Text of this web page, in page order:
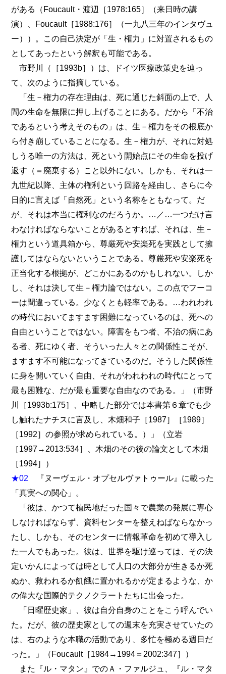
がある（Foucault・渡辺［1978:165］（来日時の講
演）、Foucault［1988:176］（一九八三年のインタヴュ
ー））。この自己決定が「生・権力」に対置されるもの
としてあったという解釈も可能である。
市野川（［1993b］）は、ドイツ医療政策史を辿っ
て、次のように指摘している。
「生－権力の存在理由は、死に通じた斜面の上で、人
間の生命を無限に押し上げることにある。だから「不治
であるという考えそのもの」は、生－権力をその根底か
ら付き崩していることになる。生－権力が、それに対処
しうる唯一の方法は、死という開始点にその生命を投げ
返す（＝廃棄する）こと以外にない。しかも、それは一
九世紀以降、主体の権利という回路を経由し、さらに今
日的に言えば「自然死」という名称をともなって。だ
が、それは本当に権利なのだろうか。…／…一つだけ言
わなければならないことがあるとすれば、それは、生－
権力という道具箱から、尊厳死や安楽死を実践として擁
護してはならないということである。尊厳死や安楽死を
正当化する根拠が、どこかにあるのかもしれない。しか
し、それは決して生－権力論ではない。この点でフーコ
ーは間違っている。少なくとも軽率である。…われわれ
の時代においてますます困難になっているのは、死への
自由ということではない。障害をもつ者、不治の病にあ
る者、死にゆく者、そういった人々との関係性こそが、
ますます不可能になってきているのだ。そうした関係性
に身を開いていく自由、それがわれわれの時代にとって
最も困難な、だが最も重要な自由なのである。」（市野
川［1993b:175］、中略した部分では本書第６章でも少
し触れたナチスに言及し、木畑和子［1987］［1989］
［1992］の参照が求められている。）」（立岩
［1997→2013:534］、木畑のその後の論文として木畑
［1994］）
★02 『ヌーヴェル・オプセルヴァトゥール』に載った
「真実への関心」。
「彼は、かつて植民地だった国々で農業の発展に専心
しなければならず、資料センターを整えねばならなかっ
たし、しかも、そのセンターに情報革命を初めて導入し
た一人でもあった。彼は、世界を駆け巡っては、その決
定いかんによっては時として人口の大部分が生きるか死
ぬか、救われるか飢餓に置かれるかが定まるような、か
の偉大な国際的テクノクラートたちに出会った。
「日曜歴史家」、彼は自分自身のことをこう呼んでい
た。だが、彼の歴史家としての週末を充実させていたの
は、右のような本職の活動であり、多忙を極める週日だ
った。」（Foucault［1984→1994＝2002:347］）
また『ル・マタン』でのＡ・ファルジュ、『ル・マタ